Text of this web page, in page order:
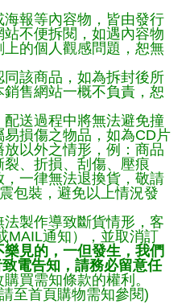
海報等內容物，皆由發行
不便拆閱，如遇內容物
的個人觀感問題，恕無
同該商品，如為拆封後所
售網站一概不負責，恕
配送過程中將無法避免撞
損傷之物品，如為CD片
以外之情形，例：商品
、折損、刮傷、壓痕
一律無法退換貨，敬請
包裝，避免以上情況發
法製作導致斷貨情形，客
MAIL通知），並取消訂
見的，一但發生，我們
電告知，請務必留意任
買需知條款的權利。
至首頁購物需知參閱)